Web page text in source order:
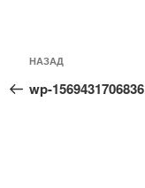
Навигация
по
записям
Предыдущая
запись:
НАЗАД
wp-1569431706836